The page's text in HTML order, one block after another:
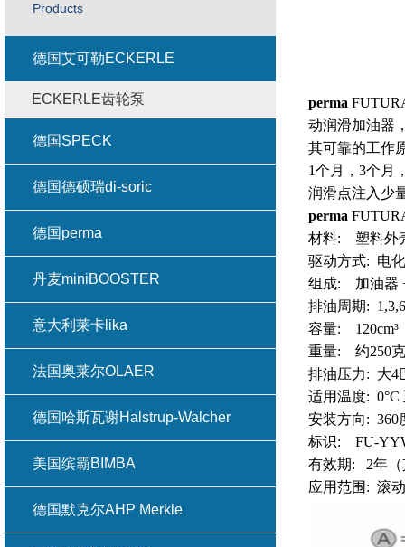
perma
动润滑加油器
其可靠的工作
1个月，3个月
润滑点注入少
perma
材料: 塑料外
驱动方式: 电
组成: 加油器
排油周期:
容量: 120cm³
重量: 约250克
排油压力: 大4
适用温度: 0°C
安装方向: 360
标识: FU-
有效期: 2年（
应用范围: 滚
Products
德国艾可勒ECKERLE
ECKERLE齿轮泵
德国SPECK
德国德硕瑞di-soric
德国perma
丹麦miniBOOSTER
意大利莱卡lika
法国奥莱尔OLAER
德国哈斯瓦谢Halstrup-Walcher
美国缤霸BIMBA
德国默克尔AHP Merkle